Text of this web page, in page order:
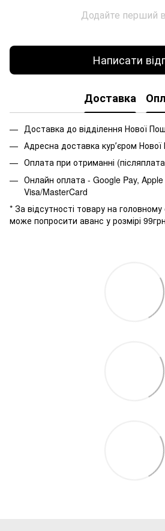
Додайте перший
Написати
Доставка
Доставка до відділення Нової
Адресна доставка курʼєром
Оплата при отриманні
Онлайн оплата - Google Pay,
Visa/MasterCard
* За відсутності товару на
може попросити аванс у розмірі